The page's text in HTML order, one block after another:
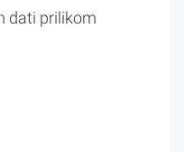
dati prilikom